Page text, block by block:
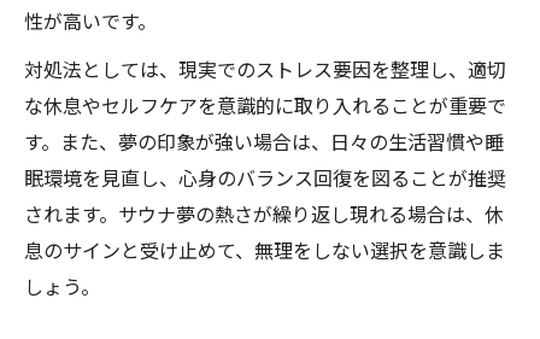
性が高いです。
対処法としては、現実でのストレス要因を整理し、適切
な休息やセルフケアを意識的に取り入れることが重要で
す。また、夢の印象が強い場合は、日々の生活習慣や睡
眠環境を見直し、心身のバランス回復を図ることが推奨
されます。サウナ夢の熱さが繰り返し現れる場合は、休
息のサインと受け止めて、無理をしない選択を意識しま
しょう。